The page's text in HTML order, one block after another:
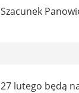
Szacunek
27 lutego będą